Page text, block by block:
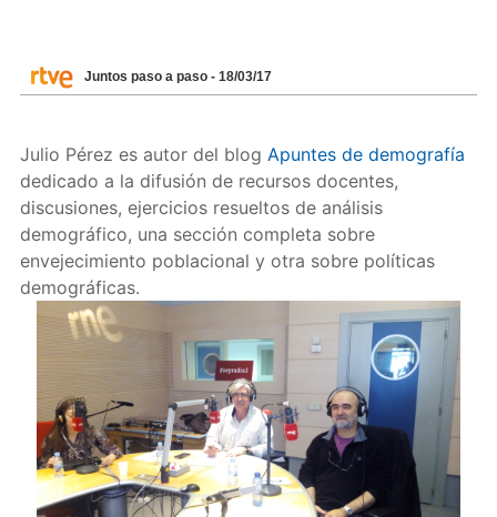
Juntos paso a paso - 18/03/17
Julio Pérez es autor del blog Apuntes de demografía
dedicado a la difusión de recursos docentes,
discusiones, ejercicios resueltos de análisis
demográfico, una sección completa sobre
envejecimiento poblacional y otra sobre políticas
demográficas.